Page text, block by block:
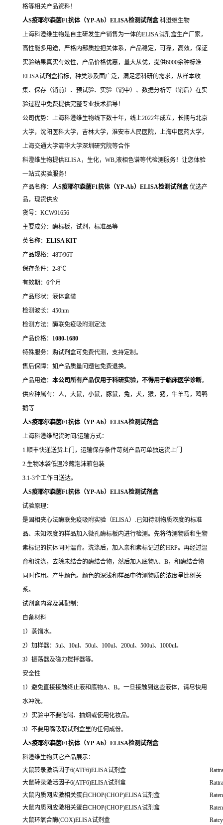
格等相关产品资料！
人S疫耶尔森菌F1抗体（YP-Ab）ELISA检测试剂盒 科澄维生物
上海科澄维生物是自主研发生产销售为一体的ELISA试剂盒生产厂家，
高性能多用途，严格内部质控把关体系，产品稳定，可靠，高效，保证
实验结果真实有效性，产品价格优惠，量大从优，提供6000余种标准
ELISA试剂盒指标，种类涉及面广泛，满足您科研的需求，从样本收
集、保存（销前）、预试验、实验（销中）、数据分析等（销后）在实
验过程中免费提供完整专业技术指导！
公司优势：上海科澄维生物线下数十年，线上2022年成立，长期与北京
大学，沈阳医科大学，吉林大学，淮安市人民医院，上海中医药大学，
上海交通大学清华大学深圳研究院等合作
科澄维生物提供ELISA，生化，WB,液相色谱等代检测服务！让您体验
一站式实验服务！
产品名称： 人S疫耶尔森菌F1抗体（YP-Ab）ELISA检测试剂盒 优选产
品，现货供应
货号：KCW91656
主要成分：酶标板，试剂，标准品等
英名称： ELISA KIT
产品规格：48T/96T
保存条件：2-8℃
有效期：6个月
产品形状：液体盒装
检测波长：450nm
检测方法：酶联免疫吸附测定法
产品价格： 1080-1680
特殊服务：购试剂盒可免费代测，支持定制。
售后保障：如产品质量问题包免费退换。
产品用途： 本公司所有产品仅用于科研实验，不得用于临床医学诊断。
供应种属有：人，大鼠，小鼠，豚鼠，兔，犬，猴，猪，牛羊马，鸡鸭
鹅等
人S疫耶尔森菌F1抗体（YP-Ab）ELISA检测试剂盒
上海科澄维配货时间/运输方式：
1.顺丰快递送货上门，运输保存条件苛刻产品可单独送货上门
2.生物冰袋低温冷藏泡沫箱包装
3.1-3个工作日送达。
人S疫耶尔森菌F1抗体（YP-Ab）ELISA检测试剂盒
试验原理：
是固相夹心法酶联免疫吸附实验（ELISA）.已知待测物质浓度的标准
品、未知浓度的样品加入微孔酶标板内进行检测。先将待测物质和生物
素标记的抗体同时温育。洗涤后，加入亲和素标记过的HRP。再经过温
育和洗涤，去除未结合的酶结合物，然后加入底物A、B，和酶结合物
同时作用。产生颜色。颜色的深浅和样品中待测物质的浓度呈比例关
系。
试剂盒内容及其配制：
自备材料
1）蒸馏水。
2）加样器：5ul、10ul、50ul、100ul、200ul、500ul、1000ul。
3）振荡器及磁力搅拌器等。
安全性
1）避免直接接触终止液和底物A、B。一旦接触到这些液体，请尽快用
水冲洗。
2）实验中不要吃喝、抽烟或使用化妆品。
3）不要用嘴吸取试剂盒里的任何成份。
人S疫耶尔森菌F1抗体（YP-Ab）ELISA检测试剂盒
科澄维生物其它产品展示：
大鼠转录激活因子6(ATF6)ELISA试剂盒
大鼠转录激活因子6(ATF6)ELISA试剂盒
大鼠内质网应激相关蛋白CHOP(CHOP)ELISA试剂盒
大鼠内质网应激相关蛋白CHOP(CHOP)ELISA试剂盒
大鼠环氧合酶(COX)ELISA试剂盒